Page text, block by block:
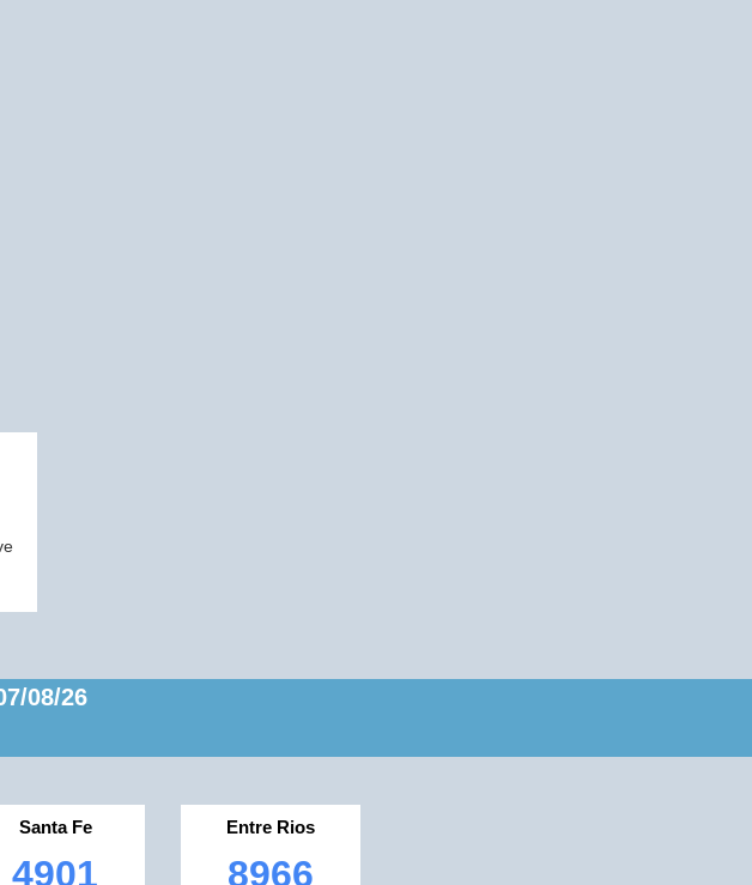
08/26
Santa Fe
4901
Entre Rios
8966